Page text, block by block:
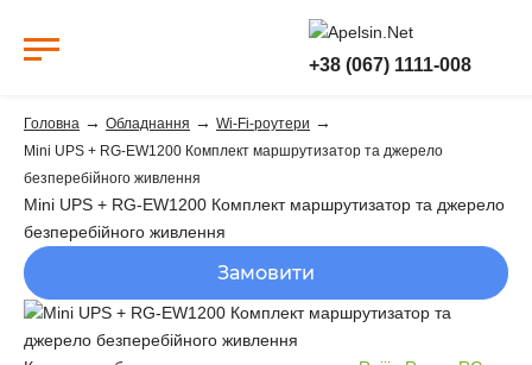
+38 (067) 1111-008
Головна → Обладнання → Wi-Fi-роутери →
Mini UPS + RG-EW1200 Комплект маршрутизатор та джерело
безперебійного живлення
Mini UPS + RG-EW1200 Комплект маршрутизатор та джерело
безперебійного живлення
Замовити